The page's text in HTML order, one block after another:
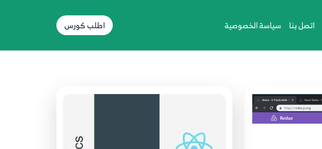
اتصل بنا سياسة الخصوصية اطلب كورس
46.046 - ReactJS بالعربية - React
5:57